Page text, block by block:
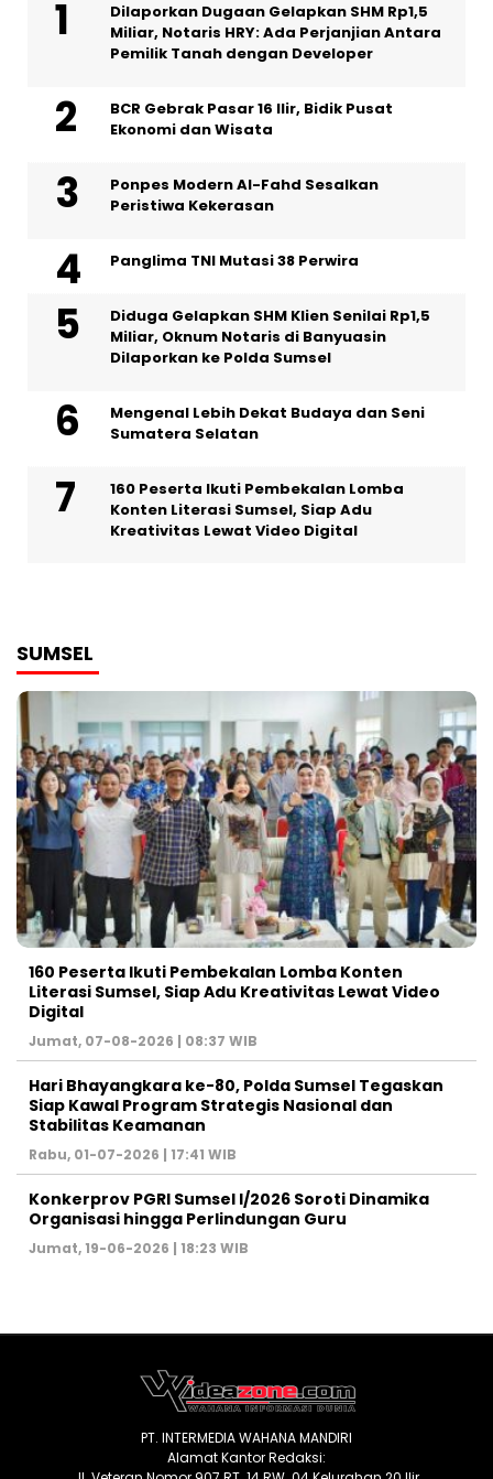
Dilaporkan Dugaan Gelapkan SHM Rp1,5
Miliar, Notaris HRY: Ada Perjanjian Antara
Pemilik Tanah dengan Developer
BCR Gebrak Pasar 16 Ilir, Bidik Pusat
Ekonomi dan Wisata
Ponpes Modern Al-Fahd Sesalkan
Peristiwa Kekerasan
Panglima TNI Mutasi 38 Perwira
Diduga Gelapkan SHM Klien Senilai Rp1,5
Miliar, Oknum Notaris di Banyuasin
Dilaporkan ke Polda Sumsel ‎
Mengenal Lebih Dekat Budaya dan Seni
Sumatera Selatan
160 Peserta Ikuti Pembekalan Lomba
Konten Literasi Sumsel, Siap Adu
Kreativitas Lewat Video Digital ‎
SUMSEL
160 Peserta Ikuti Pembekalan Lomba Konten
Literasi Sumsel, Siap Adu Kreativitas Lewat Video
Digital ‎
Jumat, 07-08-2026 | 08:37 WIB
Hari Bhayangkara ke-80, Polda Sumsel Tegaskan
Siap Kawal Program Strategis Nasional dan
Stabilitas Keamanan ‎
Rabu, 01-07-2026 | 17:41 WIB
Konkerprov PGRI Sumsel I/2026 Soroti Dinamika
Organisasi hingga Perlindungan Guru ‎
Jumat, 19-06-2026 | 18:23 WIB
PT. INTERMEDIA WAHANA MANDIRI
Alamat Kantor Redaksi: